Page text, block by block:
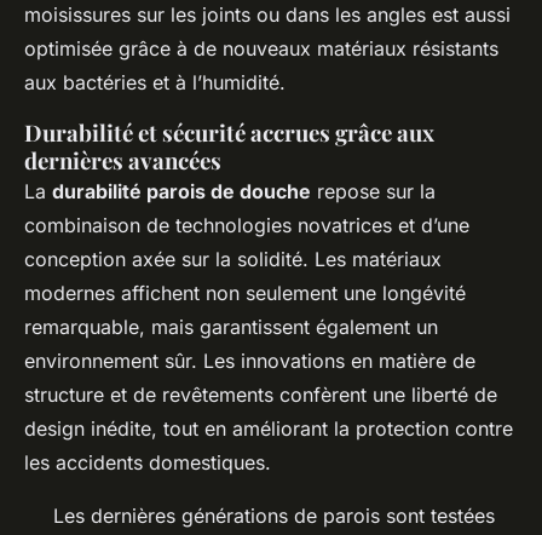
moisissures sur les joints ou dans les angles est aussi
optimisée grâce à de nouveaux matériaux résistants
aux bactéries et à l’humidité.
Durabilité et sécurité accrues grâce aux
dernières avancées
La durabilité parois de douche repose sur la
combinaison de technologies novatrices et d’une
conception axée sur la solidité. Les matériaux
modernes affichent non seulement une longévité
remarquable, mais garantissent également un
environnement sûr. Les innovations en matière de
structure et de revêtements confèrent une liberté de
design inédite, tout en améliorant la protection contre
les accidents domestiques.
Les dernières générations de parois sont testées